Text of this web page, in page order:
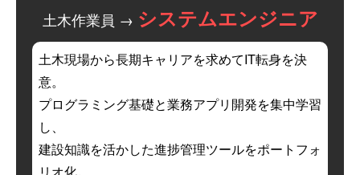
土木作業員 → システムエンジニア
土木現場から長期キャリアを求めてIT転身を決
意。
プログラミング基礎と業務アプリ開発を集中学習
し、
建設知識を活かした進捗管理ツールをポートフォ
リオ化。